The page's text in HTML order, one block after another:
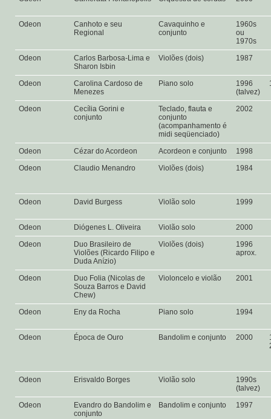
Odeon
Canhoto e seu
Regional
Cavaquinho e
conjunto
1960s
ou
1970s
Odeon
Carlos Barbosa-Lima e
Sharon Isbin
Violões (dois) 1987
Odeon
Carolina Cardoso de
Menezes
Piano solo
1996
(talvez)
Odeon
Cecília Gorini e
conjunto
Teclado, flauta e
conjunto
(acompanhamento é
midi seqüenciado)
2002
Odeon Cézar do Acordeon Acordeon e conjunto
1998
Odeon
Claudio Menandro Violões (dois) 1984
Odeon David Burgess Violão solo 1999
Odeon Diógenes L. Oliveira Violão solo
2000
Odeon
Duo Brasileiro de
Violões (Ricardo Filipo e
Duda Anízio)
Violões (dois)
1996
aprox.
Odeon
Duo Folia (Nicolas de
Souza Barros e David
Chew)
Violoncelo e violão 2001
Odeon Eny da Rocha Piano solo 1994
Odeon Época de Ouro Bandolim e conjunto 2000
Odeon Erisvaldo Borges Violão solo
1990s
(talvez)
Odeon
Evandro do Bandolim e
conjunto
Bandolim e conjunto 1997